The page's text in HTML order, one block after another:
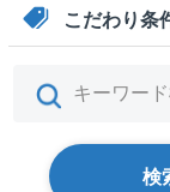
こだわり条
検